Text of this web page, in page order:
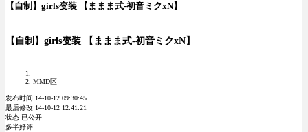
【自制】girls变装 【ままま式-初音ミクxN】
【自制】girls变装 【ままま式-初音ミクxN】
MMD区
发布时间 14-10-12 09:30:45
最后修改 14-10-12 12:41:21
状态 已公开
多半好评